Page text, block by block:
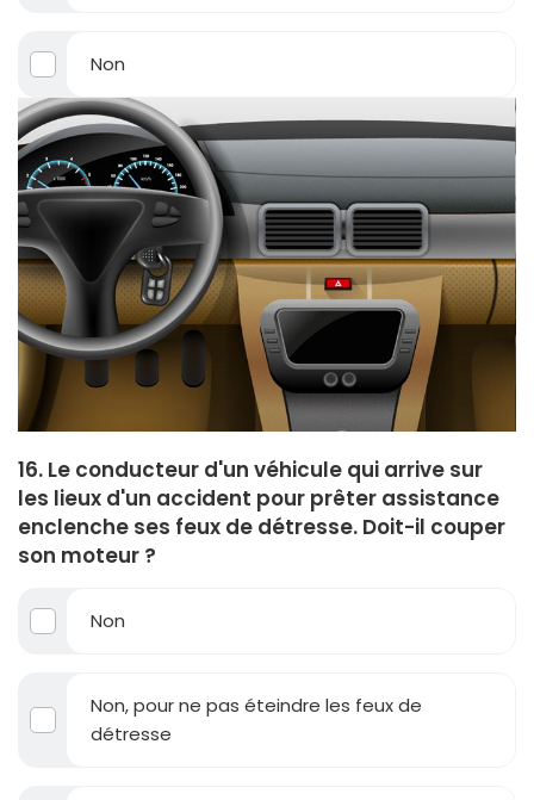
Non
16. Le conducteur d'un véhicule qui arrive sur
les lieux d'un accident pour prêter assistance
enclenche ses feux de détresse. Doit-il couper
son moteur ?
Non
Non, pour ne pas éteindre les feux de
détresse